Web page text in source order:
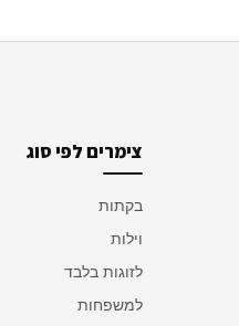
צימרים לפי סוג
בקתות
וילות
לזוגות בלבד
למשפחות